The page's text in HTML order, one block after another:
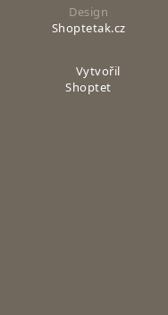
Design
Shoptetak.cz
Vytvořil
Shoptet